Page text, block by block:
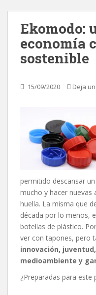
Ekomodo:
economía
sostenible
15/09/2020 Deja
permitido descansar
mucho y hacer nuevas
huella. La misma que
década por lo menos,
botellas de plástico.
ver con tapones, pero
innovación,
medioambiente y
¿Preparadas para este